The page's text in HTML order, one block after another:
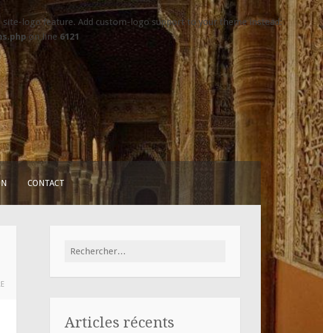
logo feature. Add custom-logo support to your theme instead:
on line 6121
CONTACT
Rechercher :
Articles récents